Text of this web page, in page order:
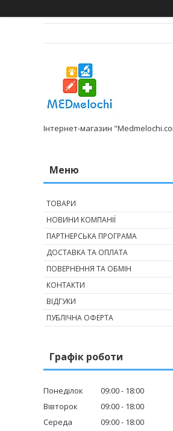
Інтернет-магазин
ТОВАРИ
НОВИНИ КОМПАНІЇ
ПАРТНЕРСЬКА ПРОГРАМА
ДОСТАВКА ТА ОПЛАТА
ПОВЕРНЕННЯ ТА ОБМІН
КОНТАКТИ
ВІДГУКИ
ПУБЛІЧНА ОФЕРТА
Графік роботи
Понеділок 09:00
18:00
Вівторок
09:00
18:00
Середа
09:00
18:00